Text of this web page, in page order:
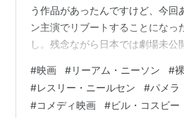
う作品があったんですけど、今回
ン主演でリブートすることになっ
し。残念ながら日本では劇場未公
Neeson Amazon ja.wikipedia.org
ー・ニールセン版、字幕ではなく
間道夫さんのバージョン）で見な
#映画 #リーアム・ニーソン #
#レスリー・ニールセン #パメラ
#コメディ映画 #ビル・コスビー